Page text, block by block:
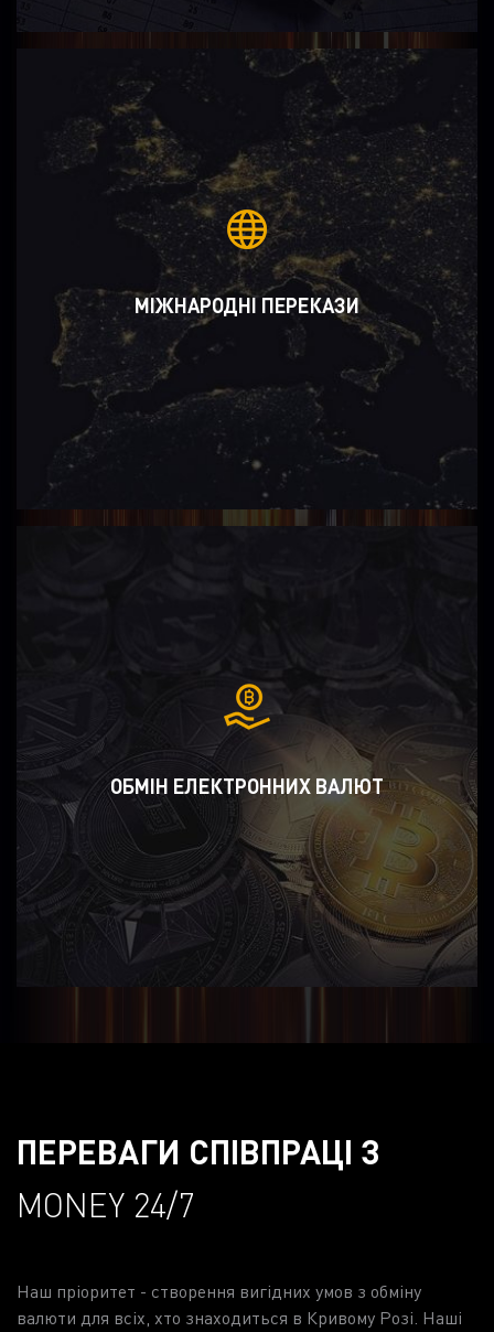
МІЖНАРОДНІ ПЕРЕКАЗИ
ОБМІН ЕЛЕКТРОННИХ ВАЛЮТ
ПЕРЕВАГИ СПІВПРАЦІ З
MONEY 24/7
Наш пріоритет - створення вигідних умов з обміну
валюти для всіх, хто знаходиться в Кривому Розі. Наші